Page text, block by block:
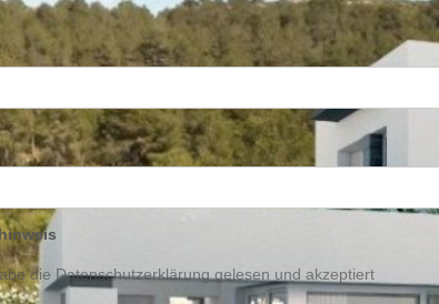
die Datenschutzerklärunggelesen und akzeptiert